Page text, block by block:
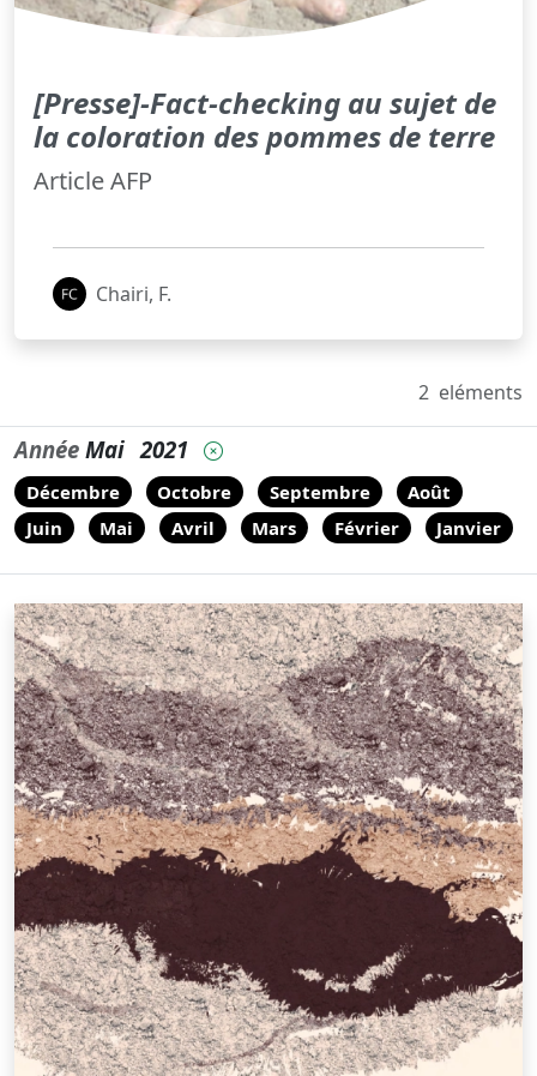
[Presse]-Fact-checking au sujet de
la coloration des pommes de terre
Article AFP
Chairi, F.
2 eléments
Année Mai 2021
Décembre Octobre Septembre
Août
Juin
Mai Avril Mars Février Janvier